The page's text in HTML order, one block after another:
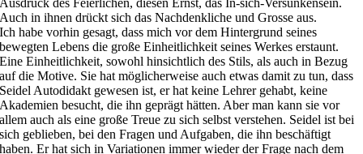
Auch in ihnen drückt sich das Nachdenkliche und Grosse aus.
Ich habe vorhin gesagt, dass mich vor dem Hintergrund seines
bewegten Lebens die große Einheitlichkeit seines Werkes erstaunt.
Eine Einheitlichkeit, sowohl hinsichtlich des Stils, als auch in Bezug
auf die Motive. Sie hat möglicherweise auch etwas damit zu tun, dass
Seidel Autodidakt gewesen ist, er hat keine Lehrer gehabt, keine
Akademien besucht, die ihn geprägt hätten. Aber man kann sie vor
allem auch als eine große Treue zu sich selbst verstehen. Seidel ist bei
sich geblieben, bei den Fragen und Aufgaben, die ihn beschäftigt
haben. Er hat sich in Variationen immer wieder der Frage nach dem